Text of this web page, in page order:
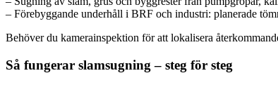
– Förebyggande underhåll i BRF och industri: planerade
Behöver du kamerainspektion för att lokalisera
Så fungerar slamsugning – steg för steg